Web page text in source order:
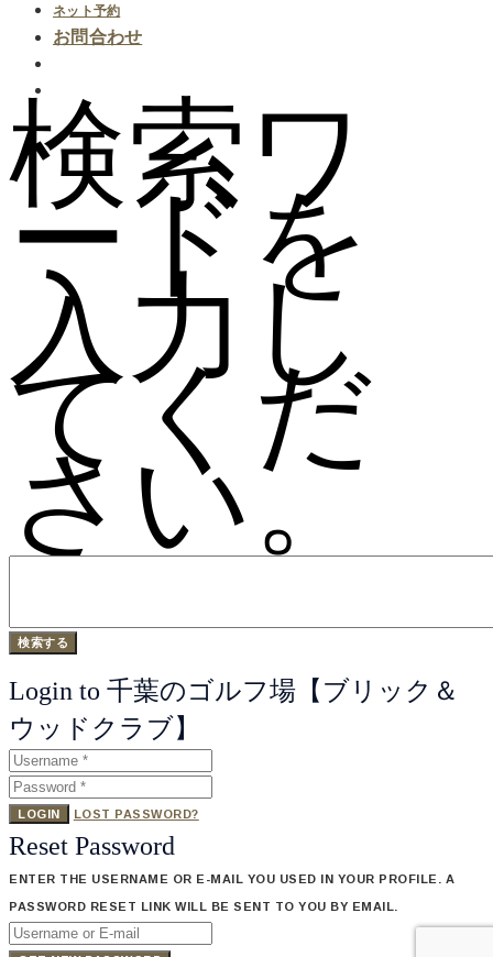
ネット予約
お問合わせ
検索ワ
ードを
入力し
てくだ
さい。
Login to 千葉のゴルフ場【ブリック＆
ウッドクラブ】
LOGIN LOST PASSWORD?
Reset Password
ENTER THE USERNAME OR E-MAIL YOU USED IN YOUR PROFILE. A
PASSWORD RESET LINK WILL BE SENT TO YOU BY EMAIL.